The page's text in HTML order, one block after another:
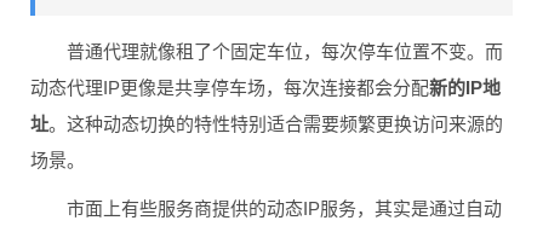
普通代理就像租了个固定车位，每次停车位置不变。而
动态代理IP更像是共享停车场，每次连接都会分配新的IP地
址。这种动态切换的特性特别适合需要频繁更换访问来源的
场景。
市面上有些服务商提供的动态IP服务，其实是通过自动